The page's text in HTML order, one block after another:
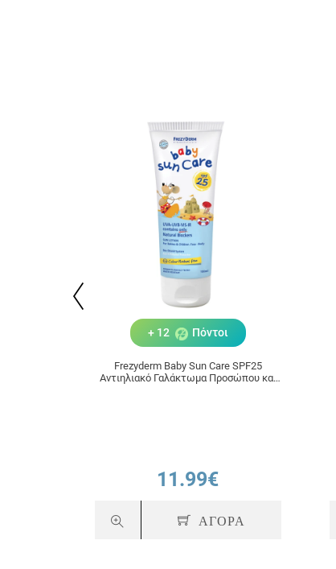
+ 12 Πόντοι
Frezyderm Baby Sun Care SPF25
Αντιηλιακό Γαλάκτωμα Προσώπου και
11.99€
ΑΓΟΡΑ